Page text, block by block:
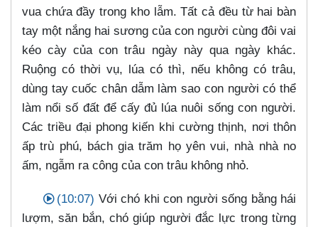
vua chứa đầy trong kho lẫm. Tất cả đều từ hai bàn
tay một nắng hai sương của con người cùng đôi vai
kéo cày của con trâu ngày này qua ngày khác.
Ruộng có thời vụ, lúa có thì, nếu không có trâu,
dùng tay cuốc chân dẫm làm sao con người có thể
làm nổi số đất để cấy đủ lúa nuôi sống con người.
Các triều đại phong kiến khi cường thịnh, nơi thôn
ấp trù phú, bách gia trăm họ yên vui, nhà nhà no
ấm, ngẫm ra công của con trâu không nhỏ.
(10:07) Với chó khi con người sống bằng hái
lượm, săn bắn, chó giúp người đắc lực trong từng